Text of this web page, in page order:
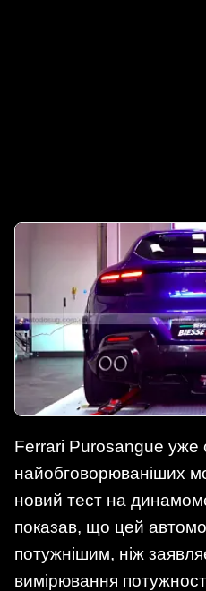
Ferrari Purosangue уже
найобговорюваніших
новий тест на
показав, що цей
потужнішим, ніж
вимірювання